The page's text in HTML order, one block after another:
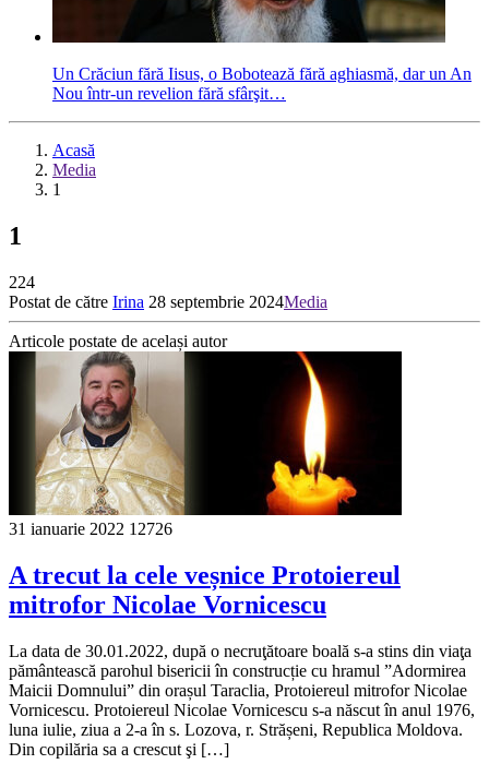
Un Crăciun fără Iisus, o Bobotează fără aghiasmă, dar un An
Nou într-un revelion fără sfârşit…
Acasă
Media
1
1
224
Postat de către Irina 28 septembrie 2024Media
Articole postate de același autor
31 ianuarie 2022 12726
A trecut la cele veșnice Protoiereul
mitrofor Nicolae Vornicescu
La data de 30.01.2022, după o necruţătoare boală s-a stins din viaţa
pământească parohul bisericii în construcție cu hramul ”Adormirea
Maicii Domnului” din orașul Taraclia, Protoiereul mitrofor Nicolae
Vornicescu. Protoiereul Nicolae Vornicescu s-a născut în anul 1976,
luna iulie, ziua a 2-a în s. Lozova, r. Strășeni, Republica Moldova.
Din copilăria sa a crescut şi […]